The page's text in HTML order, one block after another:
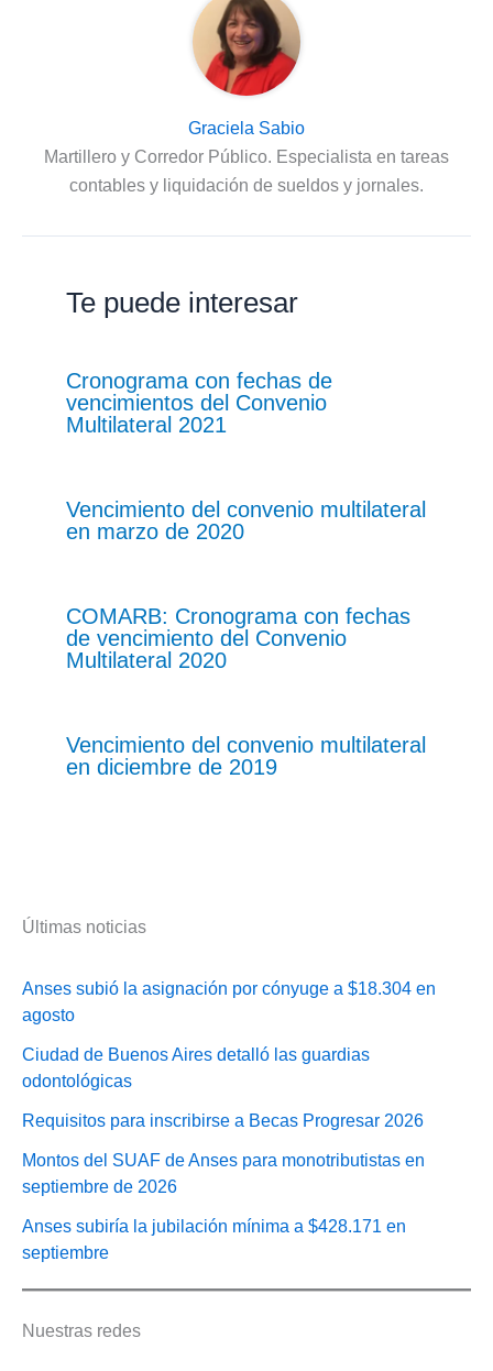
Graciela Sabio
Martillero y Corredor Público. Especialista en tareas
contables y liquidación de sueldos y jornales.
Te puede interesar
Cronograma con fechas de
vencimientos del Convenio
Multilateral 2021
Vencimiento del convenio multilateral
en marzo de 2020
COMARB: Cronograma con fechas
de vencimiento del Convenio
Multilateral 2020
Vencimiento del convenio multilateral
en diciembre de 2019
Últimas noticias
Anses subió la asignación por cónyuge a $18.304 en
agosto
Ciudad de Buenos Aires detalló las guardias
odontológicas
Requisitos para inscribirse a Becas Progresar 2026
Montos del SUAF de Anses para monotributistas en
septiembre de 2026
Anses subiría la jubilación mínima a $428.171 en
septiembre
Nuestras redes